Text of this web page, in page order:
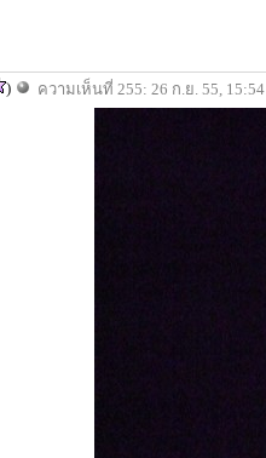
) ความเห็นที่ 255: 26 ก.ย. 55, 15:54